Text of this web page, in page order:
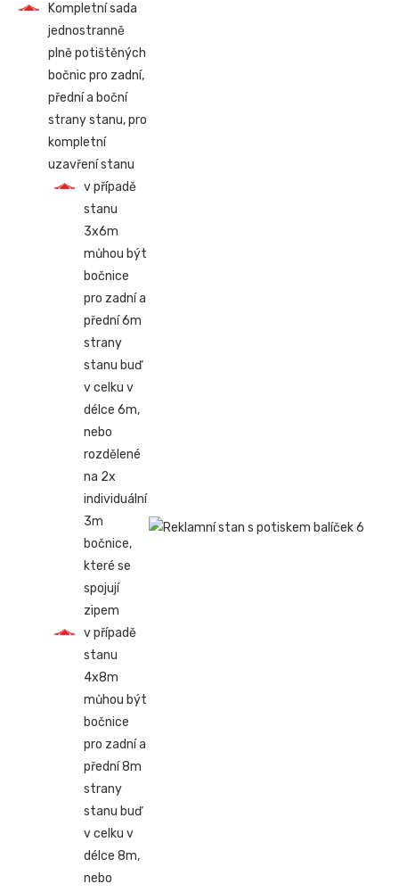
Kompletní sada
jednostranně
plně potištěných
bočnic pro zadní,
přední a boční
strany stanu, pro
kompletní
uzavření stanu
v případě
stanu
3x6m
můhou být
bočnice
pro zadní a
přední 6m
strany
stanu buď
v celku v
délce 6m,
nebo
rozdělené
na 2x
individuální
3m
bočnice,
které se
spojují
zipem
v případě
stanu
4x8m
můhou být
bočnice
pro zadní a
přední 8m
strany
stanu buď
v celku v
délce 8m,
nebo